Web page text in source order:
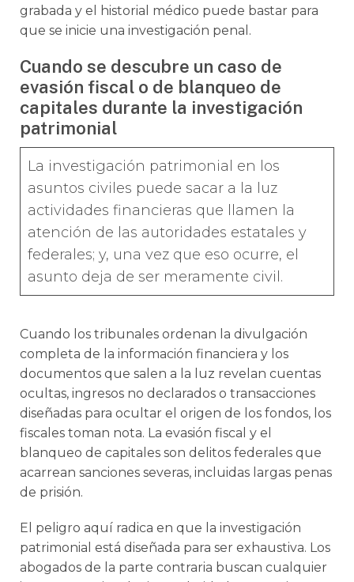
grabada y el historial médico puede bastar para
que se inicie una investigación penal.
Cuando se descubre un caso de
evasión fiscal o de blanqueo de
capitales durante la investigación
patrimonial
La investigación patrimonial en los
asuntos civiles puede sacar a la luz
actividades financieras que llamen la
atención de las autoridades estatales y
federales; y, una vez que eso ocurre, el
asunto deja de ser meramente civil.
Cuando los tribunales ordenan la divulgación
completa de la información financiera y los
documentos que salen a la luz revelan cuentas
ocultas, ingresos no declarados o transacciones
diseñadas para ocultar el origen de los fondos, los
fiscales toman nota. La evasión fiscal y el
blanqueo de capitales son delitos federales que
acarrean sanciones severas, incluidas largas penas
de prisión.
El peligro aquí radica en que la investigación
patrimonial está diseñada para ser exhaustiva. Los
abogados de la parte contraria buscan cualquier